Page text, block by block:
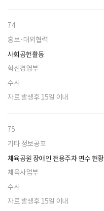
74
홍보·대외협력
사회공헌활동
혁신경영부
수시
자료 발생후 15일 이내
75
기타 정보공표
체육공원 장애인 전용주차 면수 현황
체육사업부
수시
자료 발생후 15일 이내